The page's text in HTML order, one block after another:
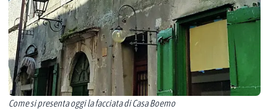
Come si presenta oggi la facciata di Casa Boemo